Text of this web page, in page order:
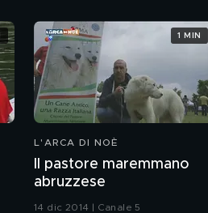
L'ARCA DI NOÈ
Il pastore maremmano
abruzzese
14 dic 2014 | Canale 5
1 MIN